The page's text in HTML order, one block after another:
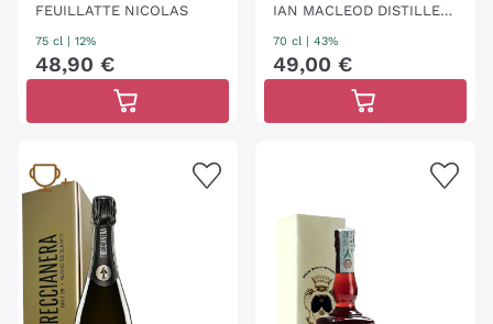
Feuillatte
FEUILLATTE NICOLAS
75 cl | 12%
48,90 €
IAN MACLEOD DISTILLER
S - SMOKEHEAD
70 cl | 43%
49,00 €